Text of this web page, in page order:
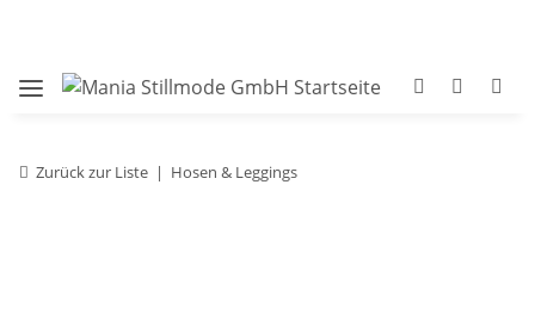
Zurück zur Liste Hosen & Leggings